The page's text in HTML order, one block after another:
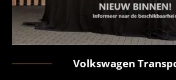
Volkswagen